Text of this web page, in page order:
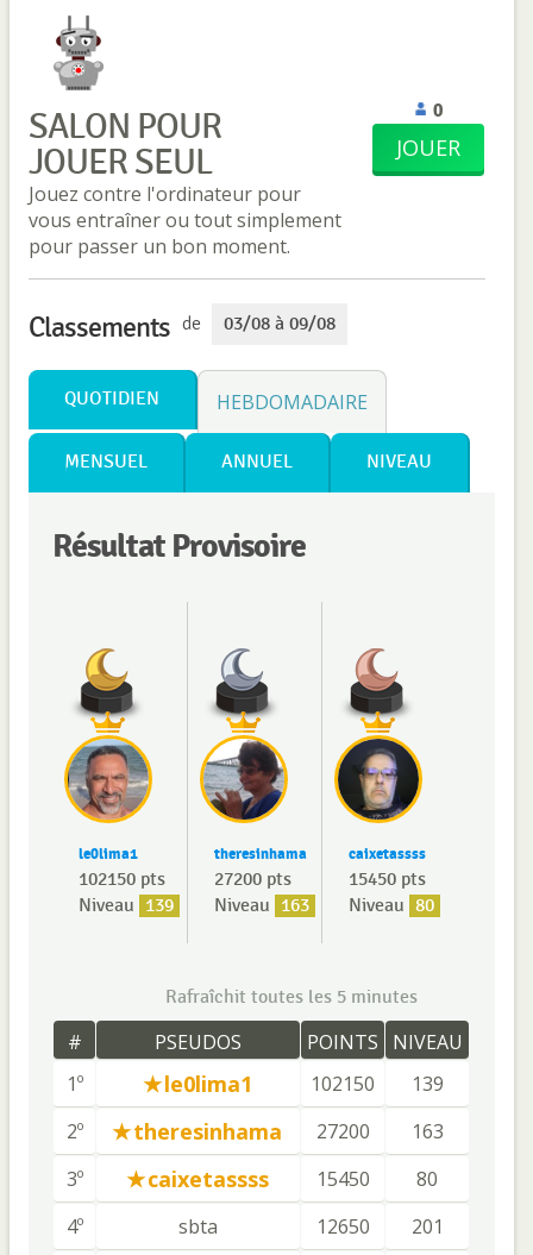
SALON POUR
JOUER SEUL
Jouez contre l'ordinateur pour
vous entraîner ou tout simplement
pour passer un bon moment.
0
JOUER
Classements de 03/08 à 09/08
QUOTIDIEN HEBDOMADAIRE
MENSUEL ANNUEL NIVEAU
Résultat Provisoire
le0lima1
102150 pts
Niveau 139
theresinhama
27200 pts
Niveau 163
caixetassss
15450 pts
Niveau 80
Rafraîchit toutes les 5 minutes
# PSEUDOS POINTS
NIVEAU
1º
le0lima1 102150
139
2º
theresinhama 27200
163
3º
caixetassss 15450
80
4º
sbta 12650 201